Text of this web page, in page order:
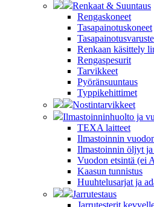
Renkaat & Suuntaus
Rengaskoneet
Tasapainotuskoneet
Renkaan käsittely
Rengaspesurit
Tarvikkeet
Pyöränsuuntaus
Typpikehittimet
Nostintarvikkeet
Ilmastoinninhuolto ja
TEXA laitteet
Ilmastoinnin
Ilmastoinnin öljyt
Vuodon etsintä (ei
Kaasun tunnistus
Huuhtelusarjat ja
Jarrutestaus
Jarrutesterit